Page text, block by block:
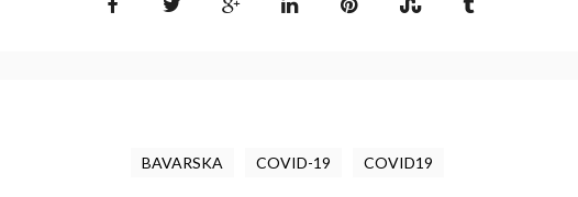
BAVARSKA COVID-19 COVID19